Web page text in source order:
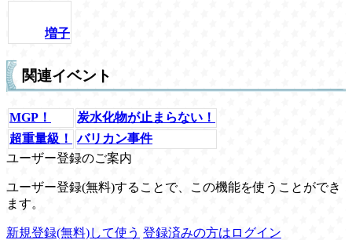
増子
関連イベント
MGP！
炭水化物が止まらない！
超重量級！
バリカン事件
ユーザー登録のご案内
ユーザー登録(無料)することで、この機能を使うことができ
ます。
新規登録(無料)して使う 登録済みの方はログイン